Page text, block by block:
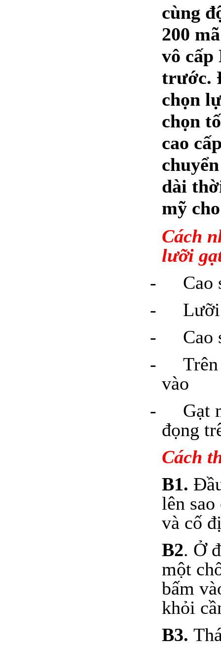
cùng
200
vô cấp
trước.
chọn
chọn
cao
dài
mỹ
Cách
lưỡi
-
Cao
-
-
Cao
-
vào
-
Gạt
đọng
Cách
B1.
lên
và cố
B2. Ở
một
bấm
khỏi
B3.